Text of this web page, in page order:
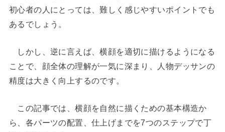
初心者の人にとっては、難しく感じやすいポイントでも
あるでしょう。
しかし、逆に言えば、横顔を適切に描けるようになる
ことで、顔全体の理解が一気に深まり、人物デッサンの
精度は大きく向上するのです。
この記事では、横顔を自然に描くための基本構造か
ら、各パーツの配置、仕上げまでを7つのステップで丁